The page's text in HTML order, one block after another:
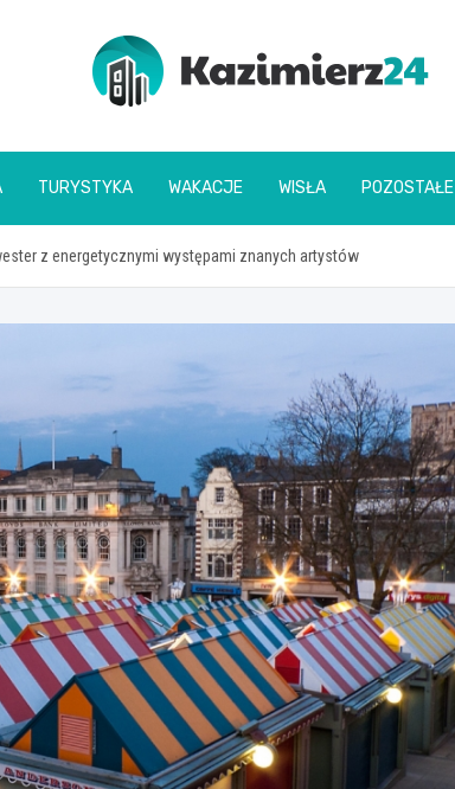
kazimierz24.pl
TURYSTYKA WAKACJE WISŁA POZOSTAŁE
z energetycznymi występami znanych artystów